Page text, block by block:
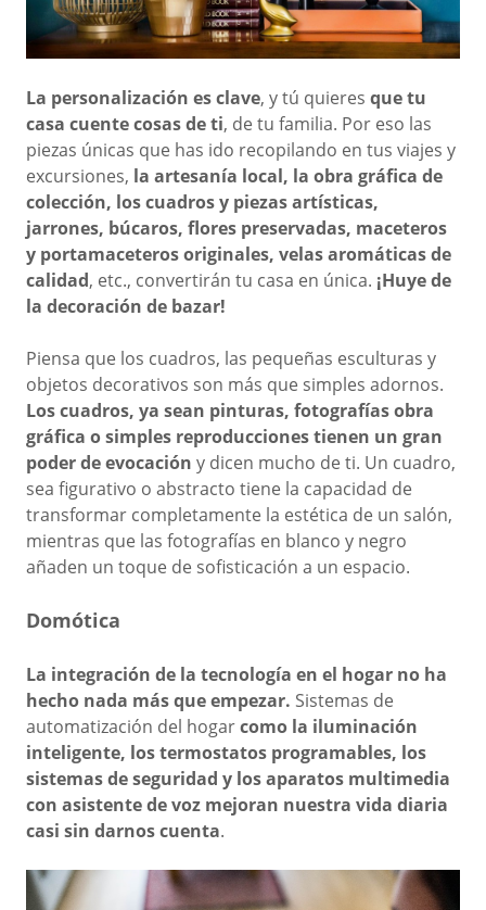
La personalización es clave, y tú quieres que tu
casa cuente cosas de ti, de tu familia. Por eso las
piezas únicas que has ido recopilando en tus viajes y
excursiones, la artesanía local, la obra gráfica de
colección, los cuadros y piezas artísticas,
jarrones, búcaros, flores preservadas, maceteros
y portamaceteros originales, velas aromáticas de
calidad, etc., convertirán tu casa en única. ¡Huye de
la decoración de bazar!
Piensa que los cuadros, las pequeñas esculturas y
objetos decorativos son más que simples adornos.
Los cuadros, ya sean pinturas, fotografías obra
gráfica o simples reproducciones tienen un gran
poder de evocación y dicen mucho de ti. Un cuadro,
sea figurativo o abstracto tiene la capacidad de
transformar completamente la estética de un salón,
mientras que las fotografías en blanco y negro
añaden un toque de sofisticación a un espacio.
Domótica
La integración de la tecnología en el hogar no ha
hecho nada más que empezar. Sistemas de
automatización del hogarcomo la iluminación
inteligente, los termostatos programables, los
sistemas de seguridad y los aparatos multimedia
con asistente de voz mejoran nuestra vida diaria
casi sin darnos cuenta.